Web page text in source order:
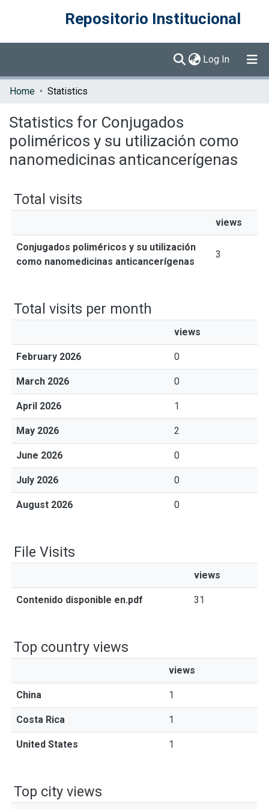
Repositorio Institucional
Log In (current)
Communities & Collections
Home Statistics
Statistics for Conjugados
poliméricos y su utilización como
nanomedicinas anticancerígenas
Total visits
views
Conjugados poliméricos y su utilización
como nanomedicinas anticancerígenas
3
Total visits per month
views
February 2026 0
March 2026 0
April 2026 1
May 2026 2
June 2026 0
July 2026 0
August 2026 0
File Visits
views
Contenido disponible en.pdf 31
Top country views
views
China 1
Costa Rica 1
United States 1
Top city views